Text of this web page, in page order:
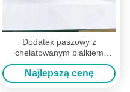
Dodatek paszowy z
chelatowanym białkiem
manganowym w proszku z
białkiem surowym
Najlepszą cenę